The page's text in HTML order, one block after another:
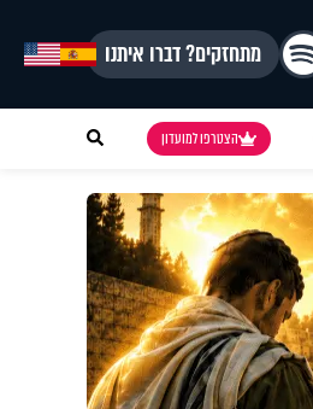
מתחזקים? דברו איתנו
הצטרפו למועדון